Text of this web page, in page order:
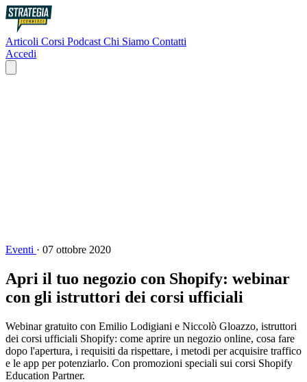
Articoli Corsi Podcast Chi Siamo Contatti
Accedi
Eventi · 07 ottobre 2020
Apri il tuo negozio con Shopify: webinar
con gli istruttori dei corsi ufficiali
Webinar gratuito con Emilio Lodigiani e Niccolò Gloazzo, istruttori
dei corsi ufficiali Shopify: come aprire un negozio online, cosa fare
dopo l'apertura, i requisiti da rispettare, i metodi per acquisire traffico
e le app per potenziarlo. Con promozioni speciali sui corsi Shopify
Education Partner.